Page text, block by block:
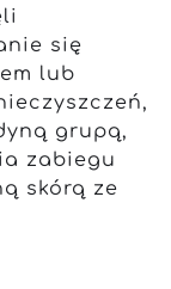
się
lub
grupą,
zabiegu
skórą ze